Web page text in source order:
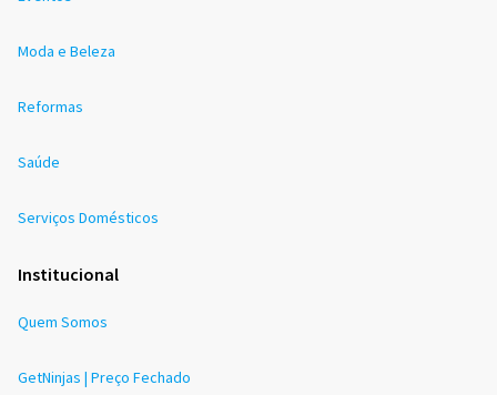
Moda e Beleza
Reformas
Saúde
Serviços Domésticos
Institucional
Quem Somos
GetNinjas | Preço Fechado